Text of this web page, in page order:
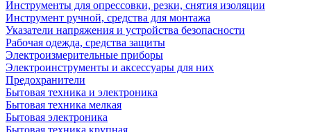
Инструменты для опрессовки, резки, снятия изоляции
Инструмент ручной, средства для монтажа
Указатели напряжения и устройства безопасности
Рабочая одежда, средства защиты
Электроизмерительные приборы
Электроинструменты и аксессуары для них
Предохранители
Бытовая техника и электроника
Бытовая техника мелкая
Бытовая электроника
Бытовая техника крупная